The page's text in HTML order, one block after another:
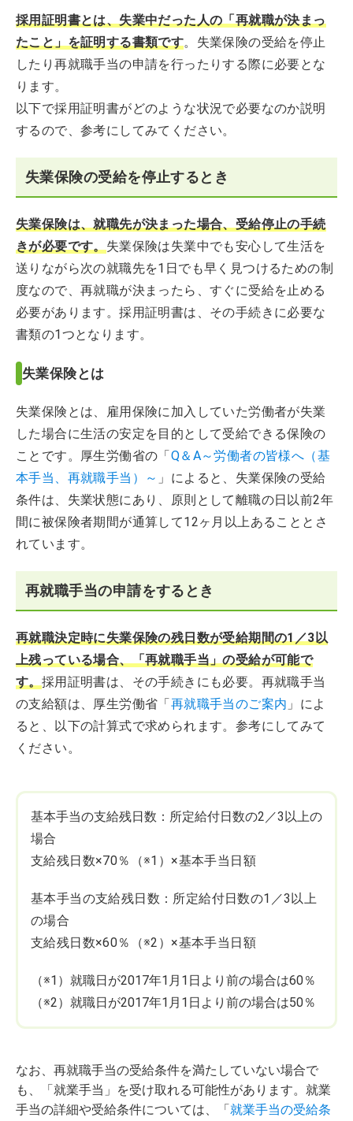
採用証明書とは、失業中だった人の「再就職が決まっ
たこと」を証明する書類です。失業保険の受給を停止
したり再就職手当の申請を行ったりする際に必要とな
ります。
以下で採用証明書がどのような状況で必要なのか説明
するので、参考にしてみてください。
失業保険の受給を停止するとき
失業保険は、就職先が決まった場合、受給停止の手続
きが必要です。失業保険は失業中でも安心して生活を
送りながら次の就職先を1日でも早く見つけるための制
度なので、再就職が決まったら、すぐに受給を止める
必要があります。採用証明書は、その手続きに必要な
書類の1つとなります。
失業保険とは
失業保険とは、雇用保険に加入していた労働者が失業
した場合に生活の安定を目的として受給できる保険の
ことです。厚生労働省の「Q＆A～労働者の皆様へ（基
本手当、再就職手当）～ 」によると、失業保険の受給
条件は、失業状態にあり、原則として離職の日以前2年
間に被保険者期間が通算して12ヶ月以上あることとさ
れています。
再就職手当の申請をするとき
再就職決定時に失業保険の残日数が受給期間の1／3以
上残っている場合、「再就職手当」の受給が可能で
す。採用証明書は、その手続きにも必要。再就職手当
の支給額は、厚生労働省「再就職手当のご案内 」によ
ると、以下の計算式で求められます。参考にしてみて
ください。
基本手当の支給残日数：所定給付日数の2／3以上の
場合
支給残日数×70％（※1）×基本手当日額
基本手当の支給残日数：所定給付日数の1／3以上
の場合
支給残日数×60％（※2）×基本手当日額
（※1）就職日が2017年1月1日より前の場合は60％
（※2）就職日が2017年1月1日より前の場合は50％
なお、再就職手当の受給条件を満たしていない場合で
も、「就業手当」を受け取れる可能性があります。就業
手当の詳細や受給条件については、「就業手当の受給条